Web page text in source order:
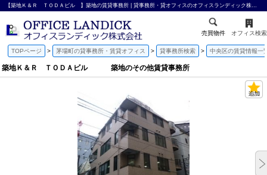
【築地Ｋ＆Ｒ ＴＯＤＡビル 】築地の賃貸事務所 | 貸事務所・貸オフィスのオフィスランディック株式会社
売買物件 オフィス検索
TOPページ 茅場町の貸事務所・賃貸オフィス 貸事務所検索 中央区の賃貸情報一
築地Ｋ＆Ｒ ＴＯＤＡビル 築地のその他賃貸事務所